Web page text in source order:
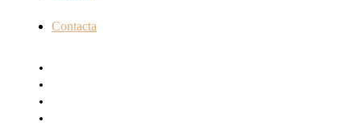
Contacta